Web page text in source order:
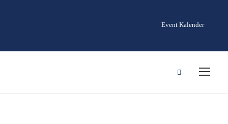
Event Kalender